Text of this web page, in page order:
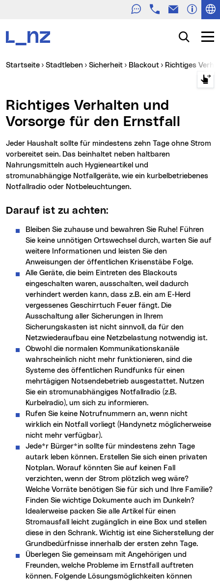
TelefonE-Mail
Suche
Sie sind hier:
Startseite Stadtleben Sicherheit Blackout Richtiges
Richtiges Verhalten und
Vorsorge für den Ernstfall
Jeder Haushalt sollte für mindestens zehn Tage ohne Strom
vorbereitet sein. Das beinhaltet neben haltbaren
Nahrungsmitteln auch Hygieneartikel und
stromunabhängige Notfallgeräte, wie ein kurbelbetriebenes
Notfallradio oder Notbeleuchtungen.
Darauf ist zu achten:
Bleiben Sie zuhause und bewahren Sie Ruhe! Führen
Sie keine unnötigen Ortswechsel durch, warten Sie auf
weitere Informationen und leisten Sie den
Anweisungen der öffentlichen Krisenstäbe Folge.
Alle Geräte, die beim Eintreten des Blackouts
eingeschalten waren, ausschalten, weil dadurch
verhindert werden kann, dass z.B. ein am E-Herd
vergessenes Geschirrtuch Feuer fängt. Die
Ausschaltung aller Sicherungen in Ihrem
Sicherungskasten ist nicht sinnvoll, da für den
Netzwiederaufbau eine Netzbelastung notwendig ist.
Obwohl die normalen Kommunikationskanäle
wahrscheinlich nicht mehr funktionieren, sind die
Systeme des öffentlichen Rundfunks für einen
mehrtägigen Notsendebetrieb ausgestattet. Nutzen
Sie ein stromunabhängiges Notfallradio (z.B.
Kurbelradio), um sich zu informieren.
Rufen Sie keine Notrufnummern an, wenn nicht
wirklich ein Notfall vorliegt (Handynetz möglicherweise
nicht mehr verfügbar).
Jede*r Bürger*in sollte für mindestens zehn Tage
autark leben können. Erstellen Sie sich einen privaten
Notplan. Worauf könnten Sie auf keinen Fall
verzichten, wenn der Strom plötzlich weg wäre?
Welche Vorräte benötigen Sie für sich und Ihre Familie?
Finden Sie wichtige Dokumente auch im Dunkeln?
Idealerweise packen Sie alle Artikel für einen
Stromausfall leicht zugänglich in eine Box und stellen
diese in den Schrank. Wichtig ist eine Sicherstellung der
Grundbedürfnisse innerhalb der ersten zehn Tage.
Überlegen Sie gemeinsam mit Angehörigen und
Freunden, welche Probleme im Ernstfall auftreten
können. Folgende Lösungsmöglichkeiten können